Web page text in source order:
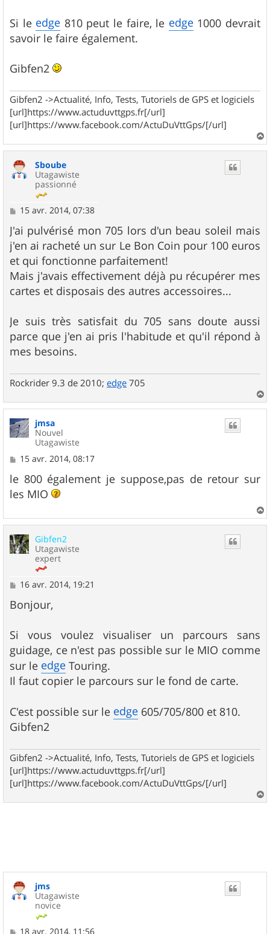
Si le edge 810 peut le faire, le edge1000 devrait
savoir le faire également.
Gibfen2
Gibfen2 ->Actualité, Info, Tests, Tutoriels de GPS et logiciels
[url]https://www.actuduvttgps.fr[/url]
[url]https://www.facebook.com/ActuDuVttGps/[/url]
a
Sboube
Utagawiste
passionné
M
s
s
a
g
e
15 avr. 2014, 07:38
J'ai pulvérisé mon 705 lors d'un beau soleil mais
j'en ai racheté un sur Le Bon Coin pour 100 euros
et qui fonctionne parfaitement!
Mais j'avais effectivement déjà pu récupérer mes
cartes et disposais des autres accessoires...
Je suis très satisfait du 705 sans doute aussi
parce que j'en ai pris l'habitude et qu'il répond à
mes besoins.
Rockrider 9.3 de 2010; edge 705
a
u
jmsa
Nouvel
Utagawiste
M
s
s
a
e
15 avr. 2014, 08:17
le 800 également je suppose,pas de retour sur
les MIO
a
Gibfen2
Utagawiste
expert
M
s
s
g
e
16 avr. 2014, 19:21
Bonjour,
Si vous voulez visualiser un parcours sans
guidage, ce n'est pas possible sur le MIO comme
sur le edge Touring.
Il faut copier le parcours sur le fond de carte.
C'est possible sur le edge 605/705/800 et 810.
Gibfen2
Gibfen2 ->Actualité, Info, Tests, Tutoriels de GPS et logiciels
[url]https://www.actuduvttgps.fr[/url]
[url]https://www.facebook.com/ActuDuVttGps/[/url]
a
jms
Utagawiste
novice
M18 avr. 2014, 11:56